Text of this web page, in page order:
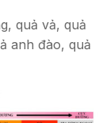
quả vả, quả
anh đào, quả